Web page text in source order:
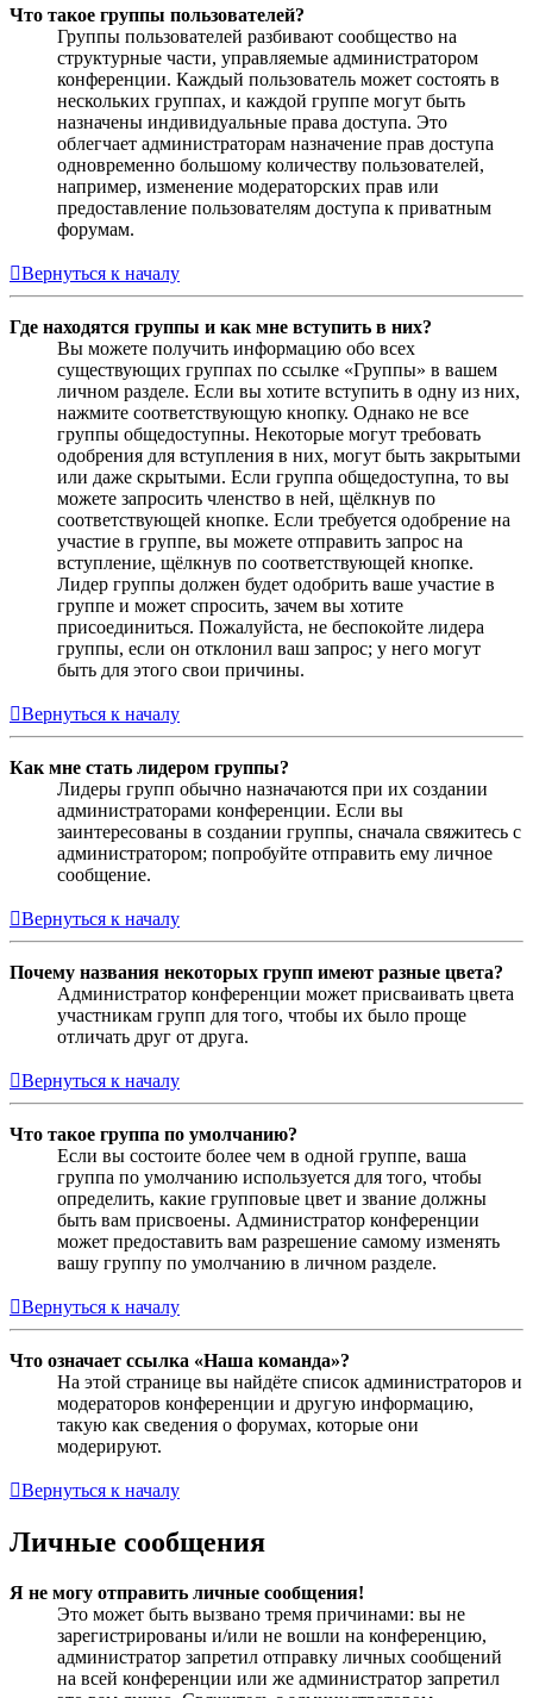
Что такое группы пользователей?
Группы пользователей разбивают сообщество на
структурные части, управляемые администратором
конференции. Каждый пользователь может состоять в
нескольких группах, и каждой группе могут быть
назначены индивидуальные права доступа. Это
облегчает администраторам назначение прав доступа
одновременно большому количеству пользователей,
например, изменение модераторских прав или
предоставление пользователям доступа к приватным
форумам.
Вернуться к началу
Где находятся группы и как мне вступить в них?
Вы можете получить информацию обо всех
существующих группах по ссылке «Группы» в вашем
личном разделе. Если вы хотите вступить в одну из них,
нажмите соответствующую кнопку. Однако не все
группы общедоступны. Некоторые могут требовать
одобрения для вступления в них, могут быть закрытыми
или даже скрытыми. Если группа общедоступна, то вы
можете запросить членство в ней, щёлкнув по
соответствующей кнопке. Если требуется одобрение на
участие в группе, вы можете отправить запрос на
вступление, щёлкнув по соответствующей кнопке.
Лидер группы должен будет одобрить ваше участие в
группе и может спросить, зачем вы хотите
присоединиться. Пожалуйста, не беспокойте лидера
группы, если он отклонил ваш запрос; у него могут
быть для этого свои причины.
Вернуться к началу
Как мне стать лидером группы?
Лидеры групп обычно назначаются при их создании
администраторами конференции. Если вы
заинтересованы в создании группы, сначала свяжитесь с
администратором; попробуйте отправить ему личное
сообщение.
Вернуться к началу
Почему названия некоторых групп имеют разные цвета?
Администратор конференции может присваивать цвета
участникам групп для того, чтобы их было проще
отличать друг от друга.
Вернуться к началу
Что такое группа по умолчанию?
Если вы состоите более чем в одной группе, ваша
группа по умолчанию используется для того, чтобы
определить, какие групповые цвет и звание должны
быть вам присвоены. Администратор конференции
может предоставить вам разрешение самому изменять
вашу группу по умолчанию в личном разделе.
Вернуться к началу
Что означает ссылка «Наша команда»?
На этой странице вы найдёте список администраторов и
модераторов конференции и другую информацию,
такую как сведения о форумах, которые они
модерируют.
Вернуться к началу
Личные сообщения
Я не могу отправить личные сообщения!
Это может быть вызвано тремя причинами: вы не
зарегистрированы и/или не вошли на конференцию,
администратор запретил отправку личных сообщений
на всей конференции или же администратор запретил